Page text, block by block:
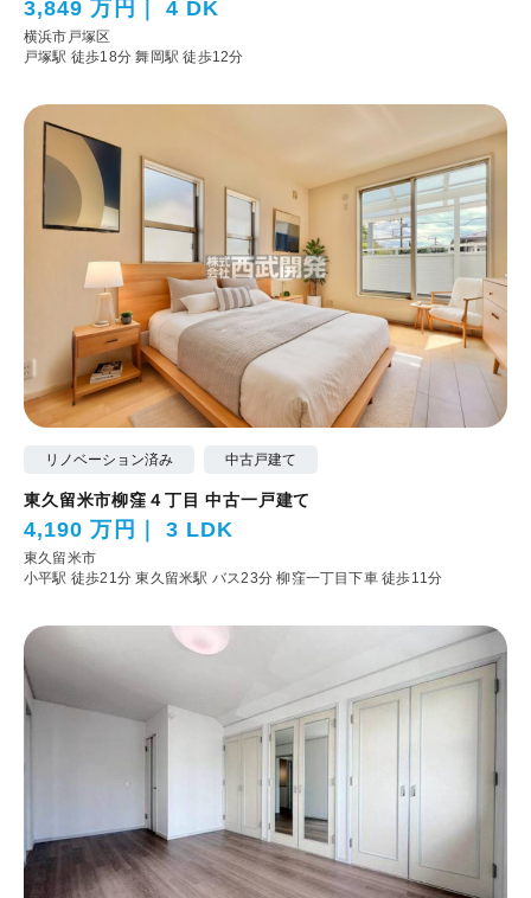
3,849 万円 4 DK
横浜市戸塚区
戸塚駅 徒歩18分舞岡駅 徒歩12分
リノベーション済み 中古戸建て
東久留米市柳窪４丁目 中古一戸建て
4,190 万円 3 LDK
東久留米市
小平駅 徒歩21分東久留米駅 バス23分 柳窪一丁目下車 徒歩11分